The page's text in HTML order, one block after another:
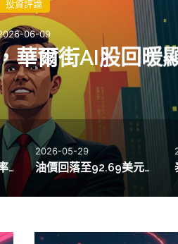
投資評論
06-09
華爾街AI股回暖
強勁就業數據推高利率預期，比特幣跌破62,000美元
2026-05-29
油價回落至92.69美元，AI熱潮助標普500指數創新高
多